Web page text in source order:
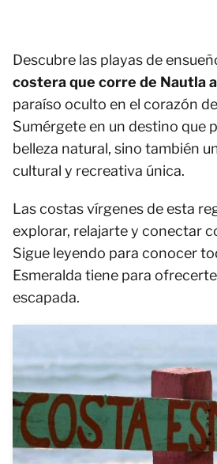
Descubre las playas de
costera que corre de Nautla
paraíso oculto en el corazón
Sumérgete en un destino que
belleza natural, sino también
cultural y recreativa única.
Las costas vírgenes de esta
explorar, relajarte y conectar
Sigue leyendo para conocer
Esmeralda tiene para
escapada.